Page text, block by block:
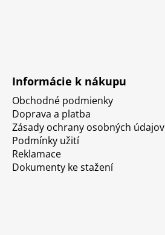
Informácie k nákupu
Obchodné podmienky
Doprava a platba
Zásady ochrany osobných údajov
Podmínky užití
Reklamace
Dokumenty ke stažení